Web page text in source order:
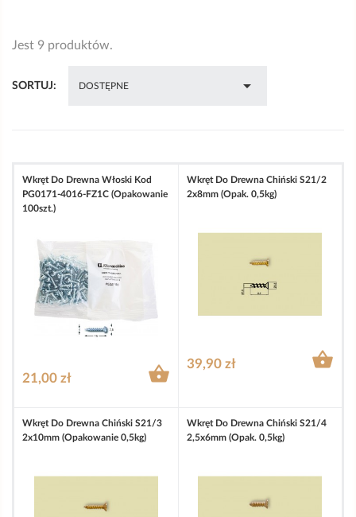
Jest 9 produktów.
SORTUJ: DOSTĘPNE 
Wkręt Do Drewna Włoski Kod
PG0171-4016-FZ1C (opakowanie
100szt.)
21,00 zł 
Wkręt Do Drewna Chiński S21/2
2x8mm (opak. 0,5kg)
39,90 zł 
Wkręt Do Drewna Chiński S21/3
2x10mm (opakowanie 0,5kg)
Wkręt Do Drewna Chiński S21/4
2,5x6mm (opak. 0,5kg)